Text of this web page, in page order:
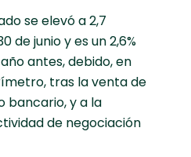
se elevó a 2,7
de junio y es un 2,6%
antes, debido, en
tras la venta de
bancario, y a la
de negociación